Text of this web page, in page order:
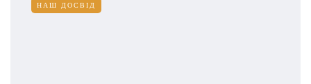
НАШ ДОСВІД